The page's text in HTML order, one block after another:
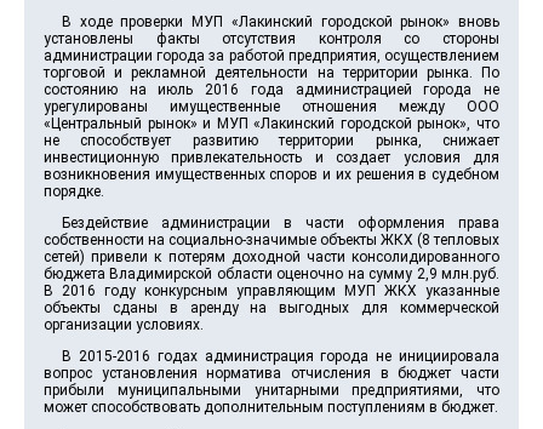
В ходе проверки МУП «Лакинский городской рынок» вновь
установлены факты отсутствия контроля со стороны
администрации города за работой предприятия, осуществлением
торговой и рекламной деятельности на территории рынка. По
состоянию на июль 2016 года администрацией города не
урегулированы имущественные отношения между ООО
«Центральный рынок» и МУП «Лакинский городской рынок», что
не способствует развитию территории рынка, снижает
инвестиционную привлекательность и создает условия для
возникновения имущественных споров и их решения в судебном
порядке.
Бездействие администрации в части оформления права
собственности на социально-значимые объекты ЖКХ (8 тепловых
сетей) привели к потерям доходной части консолидированного
бюджета Владимирской области оценочно на сумму 2,9 млн.руб.
В 2016 году конкурсным управляющим МУП ЖКХ указанные
объекты сданы в аренду на выгодных для коммерческой
организации условиях.
В 2015-2016 годах администрация города не инициировала
вопрос установления норматива отчисления в бюджет части
прибыли муниципальными унитарными предприятиями, что
может способствовать дополнительным поступлениям в бюджет.